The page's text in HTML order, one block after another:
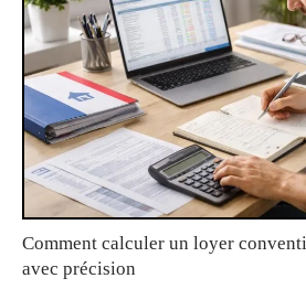
Comment calculer un loyer
avec précision